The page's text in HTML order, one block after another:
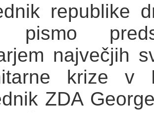
republike
pismo
največjih
krize v
ZDA